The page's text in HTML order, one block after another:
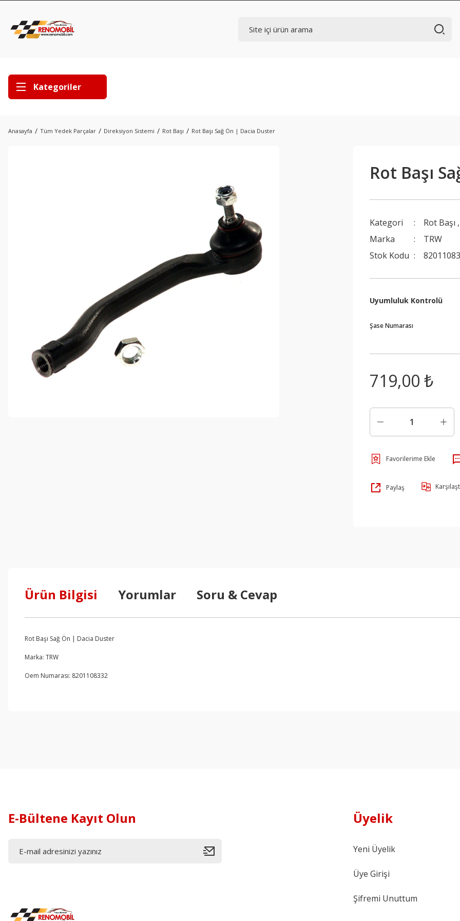
Kategoriler
Anasayfa Tüm Yedek Parçalar Direksiyon Sistemi Rot Başı Rot Başı Sağ Ön | Dacia Duster
Rot Başı
Kategori Rot Başı
Marka
TRW
Stok Kodu
Uyumluluk Kontrolü
Şase Numarası
719,00 ₺
Paylaş
Ürün Bilgisi Yorumlar Soru & Cevap
Rot Başı Sağ Ön | Dacia Duster
Marka: TRW
Oem Numarası: 8201108332
E-Bültene Kayıt Olun Üyelik
Yeni Üyelik
Üye Girişi
Şifremi Unuttum